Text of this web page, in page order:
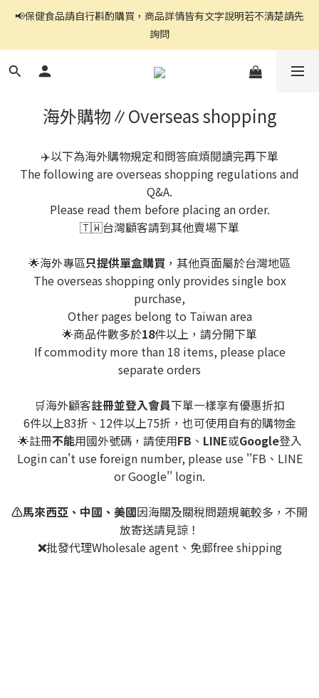
官網都是自助下單,右上角↗️三條線點開可看到商品分頁
📢保健食品請自行斟酌購買，商品詳情皆有文字說明若不清楚請先
詢問
官網都是自助下單,右上角↗️三條線點開可看到商品分頁
海外購物∥Overseas shopping
✈️以下為海外購物規定和問答麻煩閱讀完再下單
The following are overseas shopping regulations and
Q&A.
Please read them before placing an order.
🇹🇼台灣顧客請到其他賣場下單
🌟海外專區只提供單盒購買 ，其他頁面屬於台灣地區
The overseas shopping only provides single box
purchase,
Other pages belong to Taiwan area
🌟商品件數多於18件以上，請分開下單
If commodity more than 18 items, please place
separate orders
🛒海外顧客註冊並登入會員下單一樣享有優惠折扣
6件以上83折、12件以上75折，也可使用自有的購物金
🌟註冊不能用國外號碼，請使用FB 、 LINE或Google登入
Login can't use foreign number, please use ''FB、LINE
or Google'' login.
⚠️馬來西亞、中國、美國因海關及關稅問題規範較多，不開
放寄送請見諒！
❌批發代理Wholesale agent、免郵free shipping